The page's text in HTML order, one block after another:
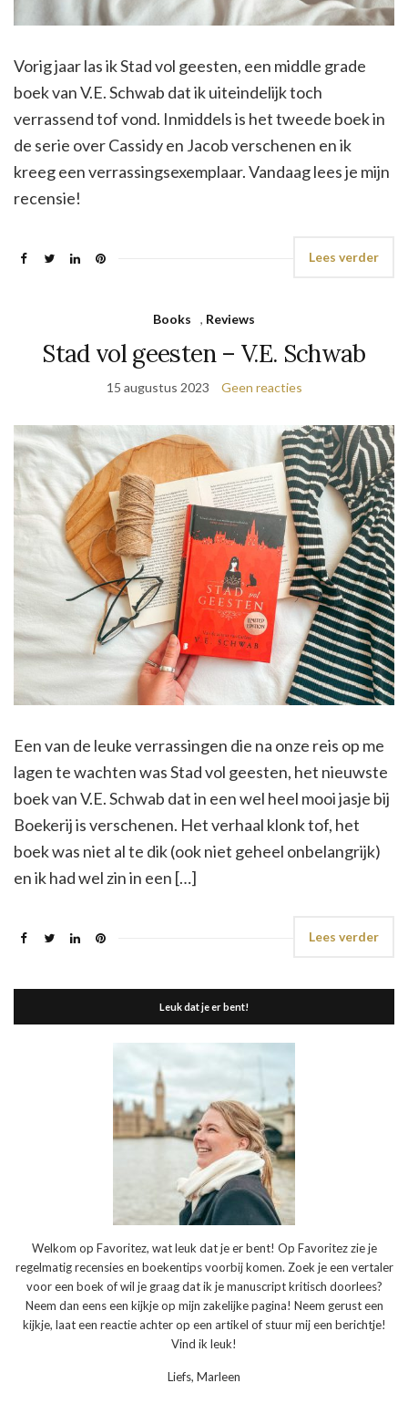
Vorig jaar las ik Stad vol geesten, een middle grade
boek van V.E. Schwab dat ik uiteindelijk toch
verrassend tof vond. Inmiddels is het tweede boek in
de serie over Cassidy en Jacob verschenen en ik
kreeg een verrassingsexemplaar. Vandaag lees je mijn
recensie!
Lees verder
Books , Reviews
Stad vol geesten – V.E. Schwab
15 augustus 2023 Geen reacties
Een van de leuke verrassingen die na onze reis op me
lagen te wachten was Stad vol geesten, het nieuwste
boek van V.E. Schwab dat in een wel heel mooi jasje bij
Boekerij is verschenen. Het verhaal klonk tof, het
boek was niet al te dik (ook niet geheel onbelangrijk)
en ik had wel zin in een […]
Lees verder
Leuk dat je er bent!
Welkom op Favoritez, wat leuk dat je er bent! Op Favoritez zie je
regelmatig recensies en boekentips voorbij komen. Zoek je een vertaler
voor een boek of wil je graag dat ik je manuscript kritisch doorlees?
Neem dan eens een kijkje op mijn zakelijke pagina! Neem gerust een
kijkje, laat een reactie achter op een artikel of stuur mij een berichtje!
Vind ik leuk!
Liefs, Marleen